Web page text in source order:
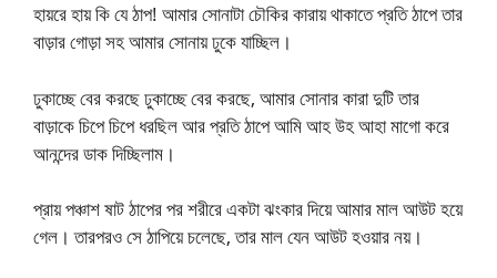
হায়রে হায় কি যে ঠাপ! আমার সোনাটা চৌকির কারায় থাকাতে প্রতি ঠাপে তার
বাড়ার গোড়া সহ আমার সোনায় ঢুকে যাচ্ছিল।
ঢুকাচ্ছে বের করছে ঢুকাচ্ছে বের করছে, আমার সোনার কারা দুটি তার
বাড়াকে চিপে চিপে ধরছিল আর প্রতি ঠাপে আমি আহ উহ আহা মাগো করে
আনন্দের ডাক দিচ্ছিলাম।
প্রায় পঞ্চাশ ষাট ঠাপের পর শরীরে একটা ঝংকার দিয়ে আমার মাল আউট হয়ে
গেল। তারপরও সে ঠাপিয়ে চলেছে, তার মাল যেন আউট হওয়ার নয়।